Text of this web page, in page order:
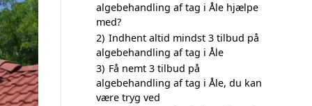
algebehandling af tag i Åle hjælpe
med?
2) Indhent altid mindst 3 tilbud på
algebehandling af tag i Åle
3) Få nemt 3 tilbud på
algebehandling af tag i Åle, du kan
være tryg ved